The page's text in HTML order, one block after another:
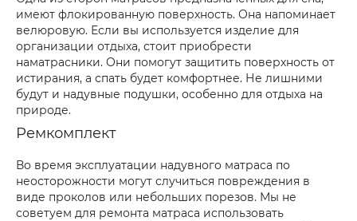
имеют флокированную поверхность. Она напоминает
велюровую. Если вы используется изделие для
организации отдыха, стоит приобрести
наматрасники. Они помогут защитить поверхность от
истирания, а спать будет комфортнее. Не лишними
будут и надувные подушки, особенно для отдыха на
природе.
Ремкомплект
Во время эксплуатации надувного матраса по
неосторожности могут случиться повреждения в
виде проколов или небольших порезов. Мы не
советуем для ремонта матраса использовать